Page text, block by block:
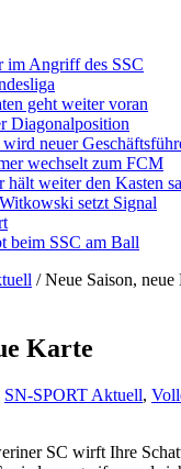
im Angriff des SSC
geht weiter voran
Diagonalposition
neuer
wechselt zum FCM
weiter den Kasten
setzt Signal
beim SSC am Ball
/ Neue Saison, neue
Karte
SN-SPORT Aktuell,
SC wirft Ihre